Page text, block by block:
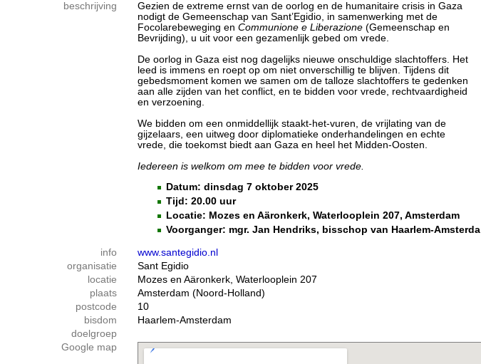
beschrijving
Gezien de extreme ernst van de oorlog en de humanitaire crisis in Gaza
nodigt de Gemeenschap van Sant’Egidio, in samenwerking met de
Focolarebeweging en Communione e Liberazione (Gemeenschap en
Bevrijding), u uit voor een gezamenlijk gebed om vrede.
De oorlog in Gaza eist nog dagelijks nieuwe onschuldige slachtoffers. Het
leed is immens en roept op om niet onverschillig te blijven. Tijdens dit
gebedsmoment komen we samen om de talloze slachtoffers te gedenken
aan alle zijden van het conflict, en te bidden voor vrede, rechtvaardigheid
en verzoening.
We bidden om een onmiddellijk staakt-het-vuren, de vrijlating van de
gijzelaars, een uitweg door diplomatieke onderhandelingen en echte
vrede, die toekomst biedt aan Gaza en heel het Midden-Oosten.
Iedereen is welkom om mee te bidden voor vrede.
Datum: dinsdag 7 oktober 2025
Tijd: 20.00 uur
Locatie: Mozes en Aäronkerk, Waterlooplein 207, Amsterdam
Voorganger: mgr. Jan Hendriks, bisschop van Haarlem-Amsterda
info
www.santegidio.nl
organisatie
Sant Egidio
locatie
Mozes en Aäronkerk, Waterlooplein 207
plaats
Amsterdam (Noord-Holland)
postcode
10
bisdom
Haarlem-Amsterdam
doelgroep
Google map